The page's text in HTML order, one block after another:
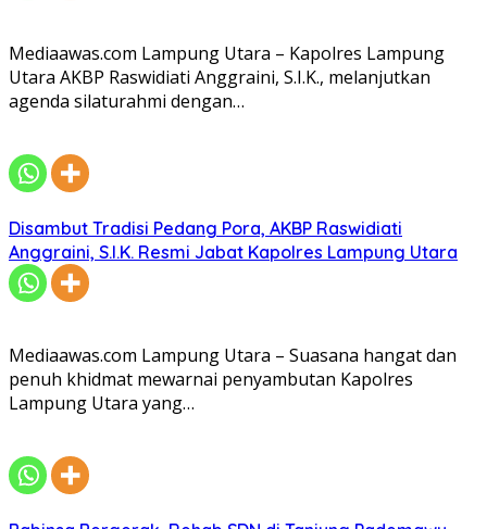
Mediaawas.com Lampung Utara – Kapolres Lampung
Utara AKBP Raswidiati Anggraini, S.I.K., melanjutkan
agenda silaturahmi dengan…
Disambut Tradisi Pedang Pora, AKBP Raswidiati
Anggraini, S.I.K. Resmi Jabat Kapolres Lampung Utara
Mediaawas.com Lampung Utara – Suasana hangat dan
penuh khidmat mewarnai penyambutan Kapolres
Lampung Utara yang…